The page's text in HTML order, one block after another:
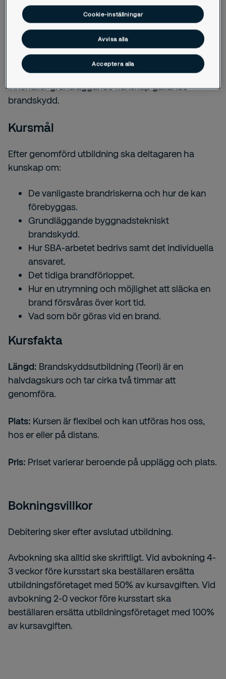
dina medarbetare kunskap i hur ni ska agera för att
förhindra en brand och begränsa dess skada.
Vem riktar sig kursen till?
Kursen är nödvändig för alla på arbetsplatsen och
innehåller grundläggande kunskap gällande
brandskydd.
Kursmål
Efter genomförd utbildning ska deltagaren ha
kunskap om:
De vanligaste brandriskerna och hur de kan
förebyggas.
Grundläggande byggnadstekniskt
brandskydd.
Hur SBA-arbetet bedrivs samt det individuella
ansvaret.
Det tidiga brandförloppet.
Hur en utrymning och möjlighet att släcka en
brand försvåras över kort tid.
Vad som bör göras vid en brand.
Kursfakta
Längd: Brandskyddsutbildning (Teori) är en
halvdagskurs och tar cirka två timmar att
genomföra.
Plats: Kursen är flexibel och kan utföras hos oss,
hos er eller på distans.
Pris: Priset varierar beroende på upplägg och plats.
Bokningsvillkor
Debitering sker efter avslutad utbildning.
Avbokning ska alltid ske skriftligt. Vid avbokning 4-
3 veckor före kursstart ska beställaren ersätta
utbildningsföretaget med 50% av kursavgiften. Vid
avbokning 2-0 veckor före kursstart ska
beställaren ersätta utbildningsföretaget med 100%
av kursavgiften.
Cookie-inställningar
Avvisa alla
Acceptera alla